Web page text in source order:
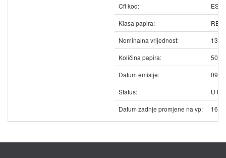
Cfi kod:
Klasa papira:
Nominalna vrijednost:
13.20
Količina papira:
Datum emisije:
Status:
U
Datum zadnje promjene na vp: